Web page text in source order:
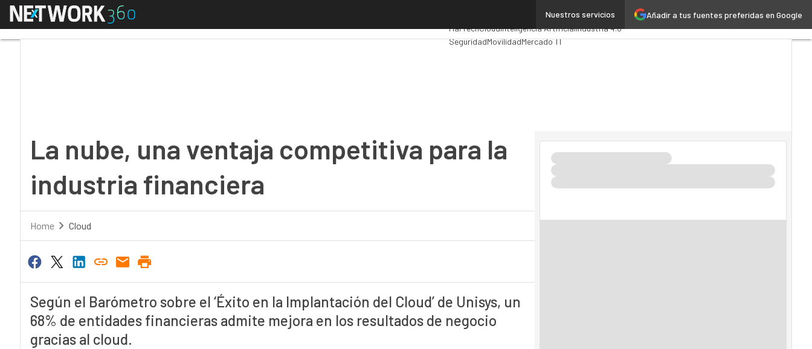
Añadir a tus fuentes preferidas en Google
Nuestros servicios
Menú AnalyticsAdministración Pública
MarTechCloudInteligencia ArtificialIndustria 4.0
SeguridadMovilidadMercado TI
La nube, una ventaja competitiva para la
industria financiera
Home Cloud
Según el Barómetro sobre el ‘Éxito en la Implantación del Cloud’ de Unisys, un
68% de entidades financieras admite mejora en los resultados de negocio
gracias al cloud.